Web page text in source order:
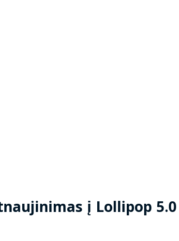
į Lollipop 5.0